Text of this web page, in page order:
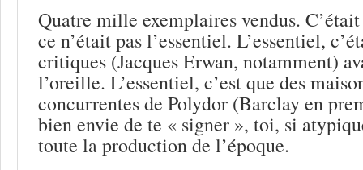
Quatre mille exemplaires vendus.
ce n’était pas l’essentiel. L’essentiel,
critiques (Jacques Erwan, notamment)
l’oreille. L’essentiel, c’est que des
concurrentes de Polydor (Barclay en
bien envie de te « signer », toi, si
toute la production de l’époque.